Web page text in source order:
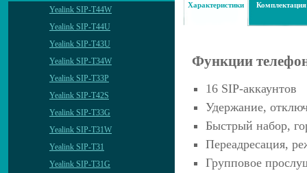
Yealink SIP-T44W
Yealink SIP-T44U
Yealink SIP-T43U
Yealink SIP-T34W
Yealink SIP-T33P
Yealink SIP-T42S
Yealink SIP-T33G
Yealink SIP-T31W
Yealink SIP-T31
Yealink SIP-T31G
Характеристики Комплектация
Функции
16 SIP-аккаунтов
Удержание,
Быстрый набор,
Переадресация,
Групповое